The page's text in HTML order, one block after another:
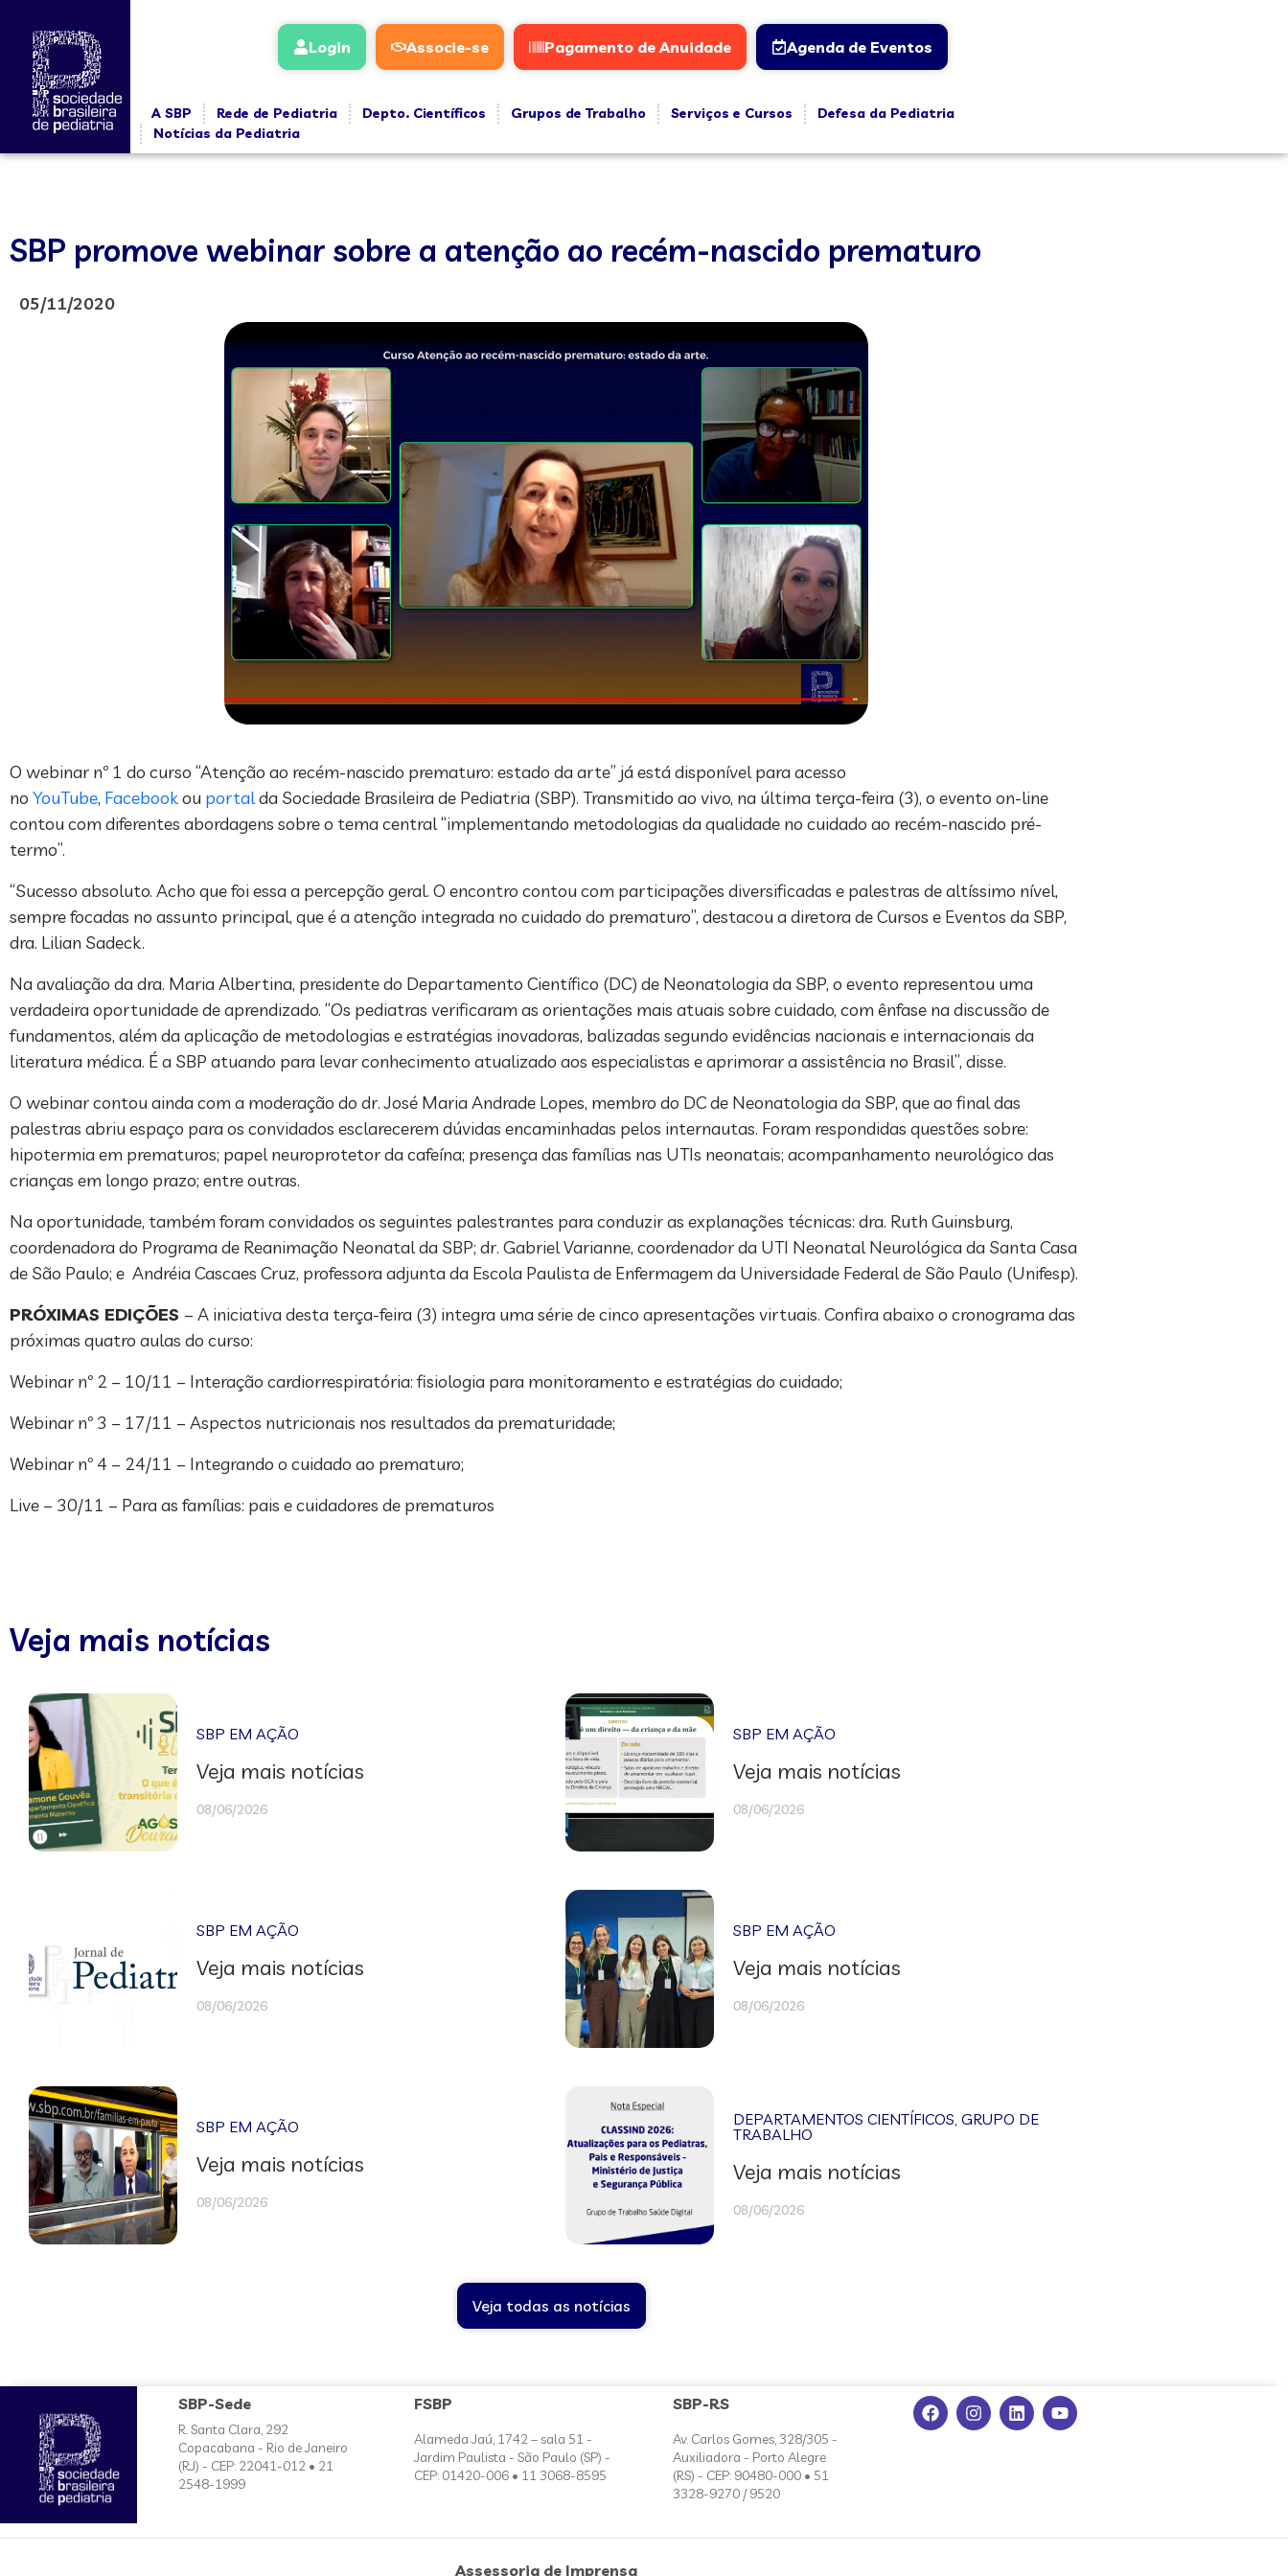
Login Associe-se Pagamento de Anuidade Agenda de Eventos
A SBP Rede de Pediatria Depto. Científicos Grupos de Trabalho Serviços e Cursos
Defesa da Pediatria
Notícias da Pediatria
SBP promove webinar sobre a atenção ao recém-nascido prematuro
05/11/2020
O webinar nº 1 do curso “Atenção ao recém-nascido prematuro: estado da arte” já está disponível para acesso
no YouTube, Facebookou portalda Sociedade Brasileira de Pediatria (SBP). Transmitido ao vivo, na última terça-feira (3), o evento on-line
contou com diferentes abordagens sobre o tema central “implementando metodologias da qualidade no cuidado ao recém-nascido pré-
termo”.
“Sucesso absoluto. Acho que foi essa a percepção geral. O encontro contou com participações diversificadas e palestras de altíssimo nível,
sempre focadas no assunto principal, que é a atenção integrada no cuidado do prematuro”, destacou a diretora de Cursos e Eventos da SBP,
dra. Lilian Sadeck.
Na avaliação da dra. Maria Albertina, presidente do Departamento Científico (DC) de Neonatologia da SBP, o evento representou uma
verdadeira oportunidade de aprendizado. “Os pediatras verificaram as orientações mais atuais sobre cuidado, com ênfase na discussão de
fundamentos, além da aplicação de metodologias e estratégias inovadoras, balizadas segundo evidências nacionais e internacionais da
literatura médica. É a SBP atuando para levar conhecimento atualizado aos especialistas e aprimorar a assistência no Brasil”, disse.
O webinar contou ainda com a moderação do dr. José Maria Andrade Lopes, membro do DC de Neonatologia da SBP, que ao final das
palestras abriu espaço para os convidados esclarecerem dúvidas encaminhadas pelos internautas. Foram respondidas questões sobre:
hipotermia em prematuros; papel neuroprotetor da cafeína; presença das famílias nas UTIs neonatais; acompanhamento neurológico das
crianças em longo prazo; entre outras.
Na oportunidade, também foram convidados os seguintes palestrantes para conduzir as explanações técnicas: dra. Ruth Guinsburg,
coordenadora do Programa de Reanimação Neonatal da SBP; dr. Gabriel Varianne, coordenador da UTI Neonatal Neurológica da Santa Casa
de São Paulo; e Andréia Cascaes Cruz, professora adjunta da Escola Paulista de Enfermagem da Universidade Federal de São Paulo (Unifesp).
PRÓXIMAS EDIÇÕES – A iniciativa desta terça-feira (3) integra uma série de cinco apresentações virtuais. Confira abaixo o cronograma das
próximas quatro aulas do curso:
Webinar nº 2 – 10/11 – Interação cardiorrespiratória: fisiologia para monitoramento e estratégias do cuidado;
Webinar nº 3 – 17/11 – Aspectos nutricionais nos resultados da prematuridade;
Webinar nº 4 – 24/11 – Integrando o cuidado ao prematuro;
Live – 30/11 – Para as famílias: pais e cuidadores de prematuros
Veja mais notícias
SBP EM AÇÃO
Veja mais notícias
08/06/2026
SBP EM AÇÃO
Veja mais notícias
08/06/2026
SBP EM AÇÃO
Veja mais notícias
08/06/2026
SBP EM AÇÃO
Veja mais notícias
08/06/2026
SBP EM AÇÃO
Veja mais notícias
08/06/2026
DEPARTAMENTOS CIENTÍFICOS,GRUPO DE
TRABALHO
Veja mais notícias
08/06/2026
Veja todas as notícias
SBP-Sede
R. Santa Clara, 292
Copacabana - Rio de Janeiro
(RJ) - CEP: 22041-012 • 21
2548-1999
FSBP
Alameda Jaú, 1742 – sala 51 -
Jardim Paulista - São Paulo (SP) -
CEP: 01420-006 • 11 3068-8595
SBP-RS
Av. Carlos Gomes, 328/305 -
Auxiliadora - Porto Alegre
(RS) - CEP: 90480-000 • 51
3328-9270 / 9520
Assessoria de Imprensa